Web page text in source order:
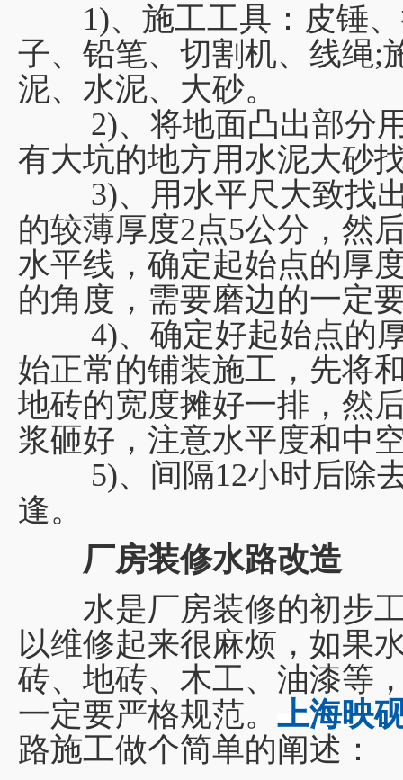
1)、施工工具：皮锤、
子、铅笔、切割机、线绳;
泥、水泥、大砂。
2)、将地面凸出部分用
有大坑的地方用水泥大砂
3)、用水平尺大致找出
的较薄厚度2点5公分，然
水平线，确定起始点的厚
的角度，需要磨边的一定
4)、确定好起始点的厚
始正常的铺装施工，先将
地砖的宽度摊好一排，然
浆砸好，注意水平度和中
5)、间隔12小时后除去
逢。
厂房装修水路改造
水是厂房装修的初步工
以维修起来很麻烦，如果
砖、地砖、木工、油漆等
一定要严格规范。 上海映
路施工做个简单的阐述：